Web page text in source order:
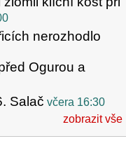
nerozhodlo
Ogurou a
Salač včera 16:30
zobrazit vše